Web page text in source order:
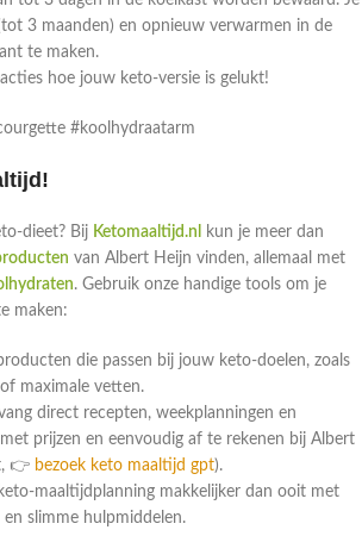
3 maanden) en opnieuw verwarmen in de
te maken.
hoe jouw keto-versie is gelukt!
#koolhydraatarm
dieet? Bij Ketomaaltijd.nl
kun je meer dan
van Albert Heijn vinden, allemaal met
. Gebruik onze handige tools om je
maken:
die passen bij jouw keto-doelen, zoals
maximale vetten.
direct recepten, weekplanningen en
prijzen en eenvoudig af te rekenen bij Albert
👉 bezoek keto maaltijd gpt).
maaltijdplanning makkelijker dan ooit met
slimme hulpmiddelen.